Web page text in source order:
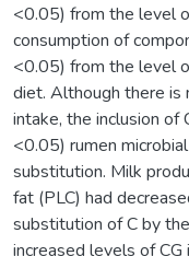
<0.05) from the level
consumption of
<0.05) from the level
diet. Although there is
intake, the inclusion of
<0.05) rumen
substitution. Milk
fat (PLC) had
substitution of C by
increased levels of